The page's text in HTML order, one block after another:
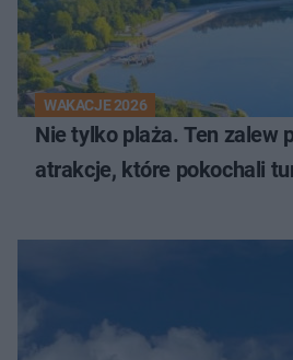
WAKACJE 2026
Nie tylko plaża. Ten zalew
atrakcje, które pokochali